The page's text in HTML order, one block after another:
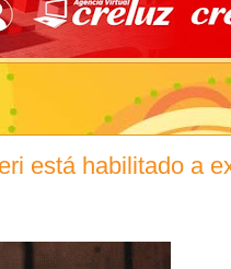
está habilitado a